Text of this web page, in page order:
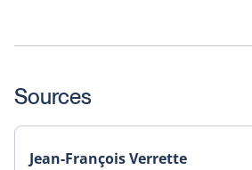
Sources
Jean-François Verrette